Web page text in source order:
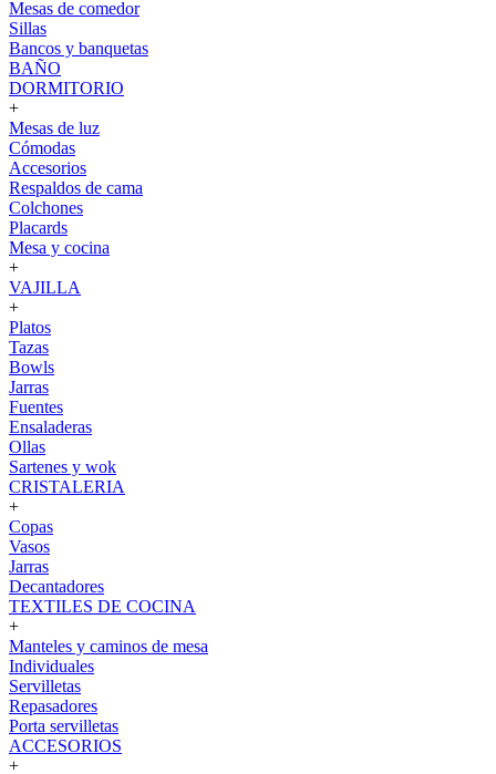
Mesas de comedor
Sillas
Bancos y banquetas
BAÑO
DORMITORIO
+
Mesas de luz
Cómodas
Accesorios
Respaldos de cama
Colchones
Placards
Mesa y cocina
+
VAJILLA
+
Platos
Tazas
Bowls
Jarras
Fuentes
Ensaladeras
Ollas
Sartenes y wok
CRISTALERIA
+
Copas
Vasos
Jarras
Decantadores
TEXTILES DE COCINA
+
Manteles y caminos de mesa
Individuales
Servilletas
Repasadores
Porta servilletas
ACCESORIOS
+